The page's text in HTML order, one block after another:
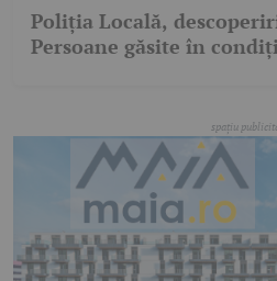
Poliția Locală,
Persoane găsite în